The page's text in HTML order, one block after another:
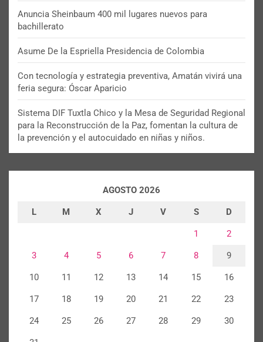
Anuncia Sheinbaum 400 mil lugares nuevos para
bachillerato
Asume De la Espriella Presidencia de Colombia
Con tecnología y estrategia preventiva, Amatán vivirá una
feria segura: Óscar Aparicio
Sistema DIF Tuxtla Chico y la Mesa de Seguridad Regional
para la Reconstrucción de la Paz, fomentan la cultura de
la prevención y el autocuidado en niñas y niños.
AGOSTO 2026
L M X J V S D
1 2
3 4 5 6 7 8 9
10 11 12 13 14 15 16
17 18 19 20 21 22 23
24 25 26 27 28 29 30